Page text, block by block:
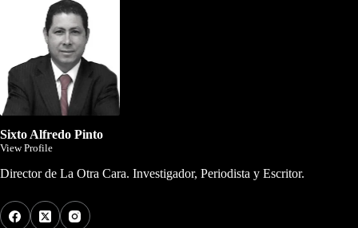
Sixto Alfredo Pinto
View Profile
Director de La Otra Cara. Investigador, Periodista y Escritor.